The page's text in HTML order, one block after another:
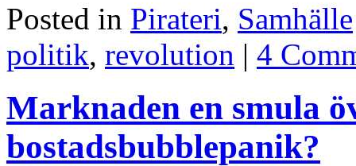
Posted in Pirateri, Samhälle
politik, revolution | 4
Marknaden en smula
bostadsbubblepanik?